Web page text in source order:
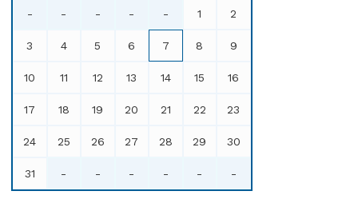
- - - - - 1 2
3 4 5 6 7 8 9
10 11 12 13 14 15 16
17 18 19 20 21 22 23
24 25 26 27 28 29 30
31 - - - - - -